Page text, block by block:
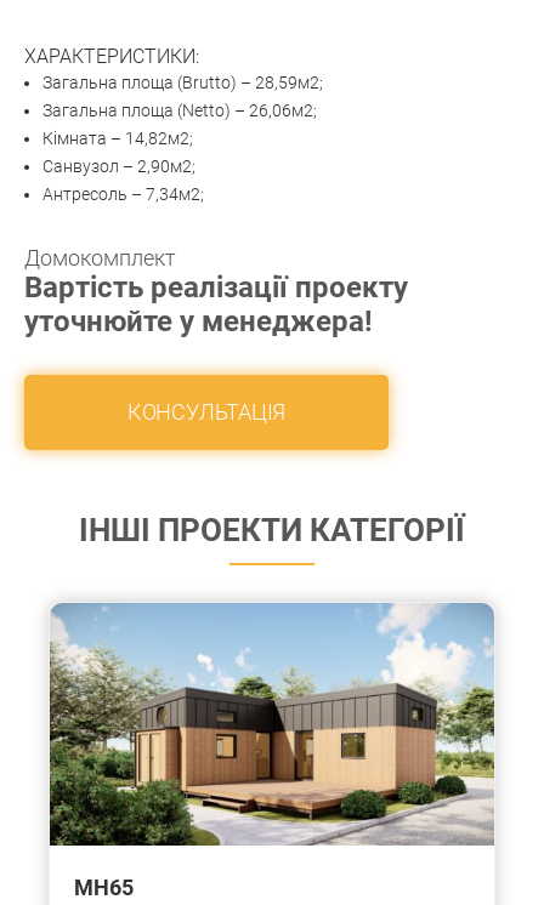
ХАРАКТЕРИСТИКИ:
Загальна площа (Brutto) – 28,59м2;
Загальна площа (Netto) – 26,06м2;
Кімната – 14,82м2;
Санвузол – 2,90м2;
Антресоль – 7,34м2;
Домокомплект
Вартість реалізації проекту
уточнюйте у менеджера!
КОНСУЛЬТАЦІЯ
ІНШІ ПРОЕКТИ КАТЕГОРІЇ
МН65